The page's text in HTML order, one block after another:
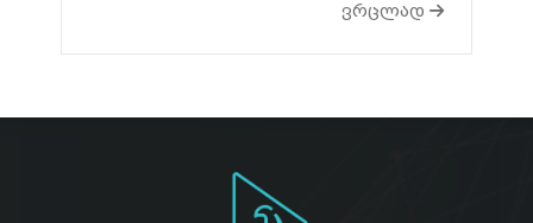
ვრცლად